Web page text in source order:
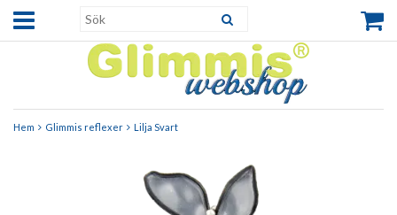
Hem Glimmis reflexer Lilja Svart